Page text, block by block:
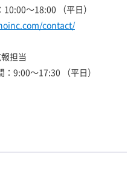
～18:00 （平日）
contact/
担当
9:00～17:30 （平日）